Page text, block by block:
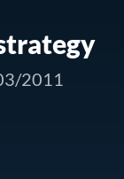
2011